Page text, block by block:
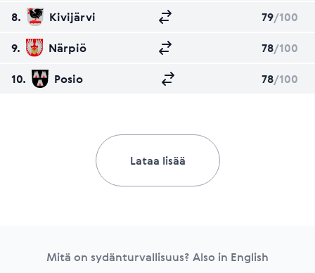
8.
Kivijärvi 79/100
9.
Närpiö 78/100
10. Posio 78/100
Lataa lisää
Mitä on sydänturvallisuus? Also in English